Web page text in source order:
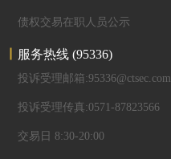
债权交易在职人员公示
服务热线(95336)
投诉受理邮箱:95336@ctsec.com
投诉受理传真:0571-87823566
交易日 8:30-20:00